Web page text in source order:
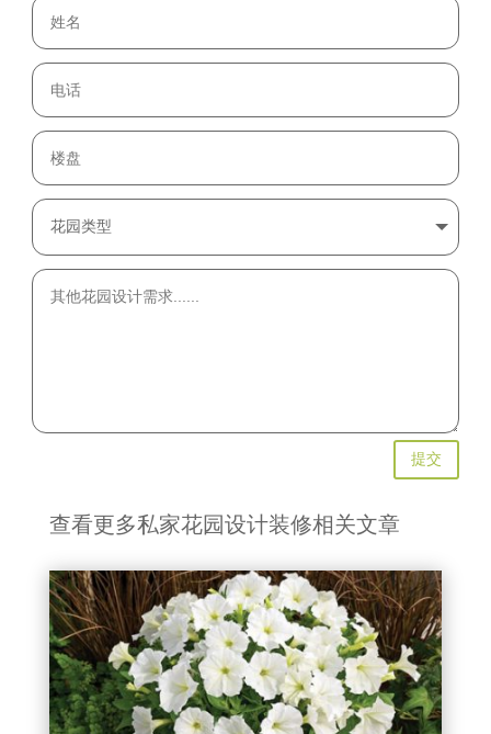
提交
查看更多私家花园设计装修相关文章